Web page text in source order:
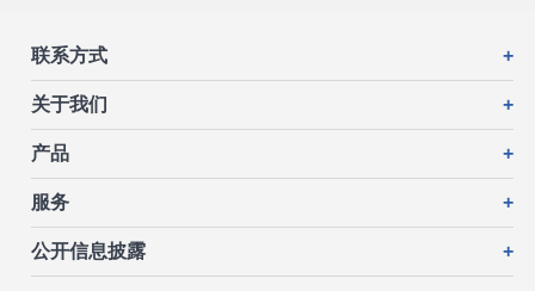
联系方式 +
关于我们 +
产品 +
服务 +
公开信息披露 +